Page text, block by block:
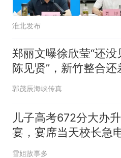
淮北发布
郑丽文曝徐欣莹“还没
陈见贤”，新竹整合还
后一里路？
郭茂辰海峡传真
儿子高考672分大办
宴，宴席当天校长急
别办了，出事了！
雪姐故事多